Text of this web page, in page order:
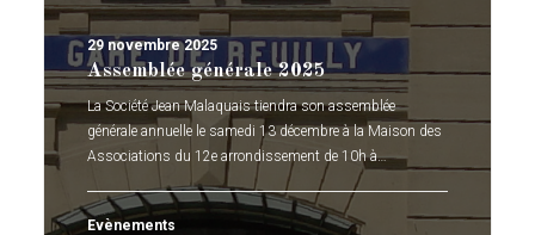
29 novembre 2025
Assemblée générale 2025
La Société Jean Malaquais tiendra son assemblée
générale annuelle le samedi 13 décembre à la Maison des
Associations du 12e arrondissement de 10h à…
Evènements